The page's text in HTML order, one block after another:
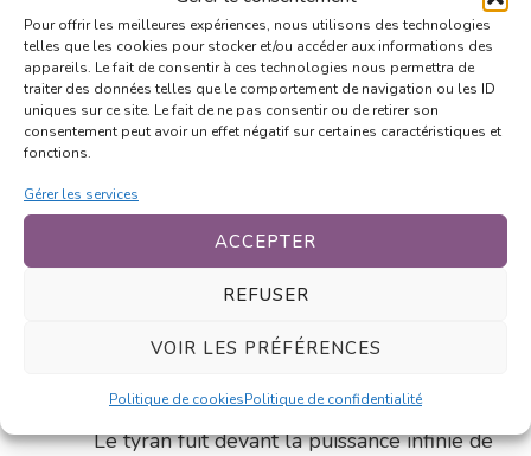
Pour offrir les meilleures expériences, nous utilisons des technologies
telles que les cookies pour stocker et/ou accéder aux informations des
appareils. Le fait de consentir à ces technologies nous permettra de
traiter des données telles que le comportement de navigation ou les ID
uniques sur ce site. Le fait de ne pas consentir ou de retirer son
consentement peut avoir un effet négatif sur certaines caractéristiques et
fonctions.
Gérer les services
ACCEPTER
REFUSER
VOIR LES PRÉFÉRENCES
Politique de cookiesPolitique de confidentialité
NEXT ARTICLE
Où vont Chibi et Spartacus ?
2 Comments
LAT
Le tyran fuit devant la puissance infinie de